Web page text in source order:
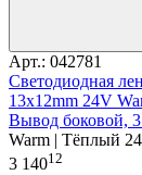
Арт.: 042781
Светодиодная
13x12mm 24V
Вывод боковой, 3
Warm | Тёплый
3 14012